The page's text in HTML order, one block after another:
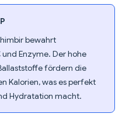
bewahrt
Enzyme. Der hohe
fördern die
Kalorien, was es perfekt
Hydratation macht.